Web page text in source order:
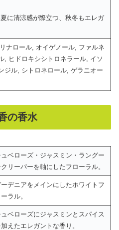
に清涼感が際立つ、秋冬もエレガ
ナロール, オイゲノール, ファルネ
, ヒドロキシシトロネラール, イソ
ジル, シトロネロール, ゲラニオー
の香水
ベローズ・ジャスミン・ラングー
クリーパーを軸にしたフローラル。
ーデニアをメインにしたホワイトフ
ラル。
ベローズにジャスミンとスパイス
加えたエレガントな香り。